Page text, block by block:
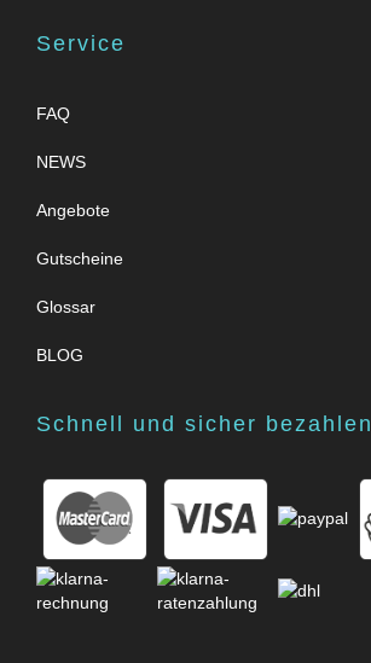
Service
FAQ
NEWS
Angebote
Gutscheine
Glossar
BLOG
Schnell und sicher bezahlen